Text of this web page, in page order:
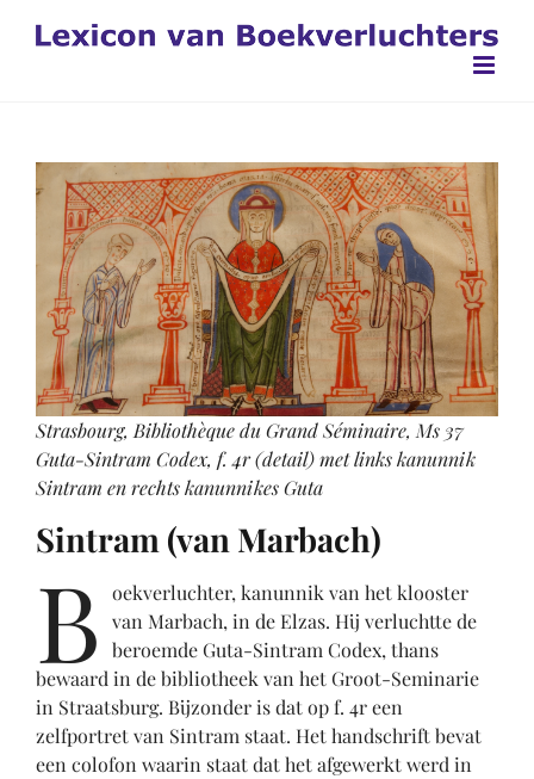
naar
Strasbourg, Bibliothèque du Grand Séminaire, Ms 37
Guta-Sintram Codex, f. 4r (detail) met links kanunnik
Sintram en rechts kanunnikes Guta
Sintram (van Marbach)
B
oekverluchter, kanunnik van het klooster
van Marbach, in de Elzas. Hij verluchtte de
beroemde Guta-Sintram Codex, thans
bewaard in de bibliotheek van het Groot-Seminarie
in Straatsburg. Bijzonder is dat op f. 4r een
zelfportret van Sintram staat. Het handschrift bevat
een colofon waarin staat dat het afgewerkt werd in